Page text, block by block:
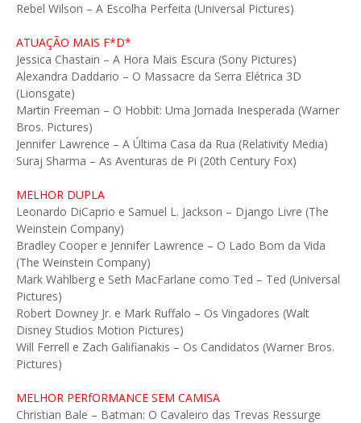
Rebel Wilson – A Escolha Perfeita (Universal Pictures)
ATUAÇÃO MAIS F*D*
Jessica Chastain – A Hora Mais Escura (Sony Pictures)
Alexandra Daddario – O Massacre da Serra Elétrica 3D
(Lionsgate)
Martin Freeman – O Hobbit: Uma Jornada Inesperada (Warner
Bros. Pictures)
Jennifer Lawrence – A Última Casa da Rua (Relativity Media)
Suraj Sharma – As Aventuras de Pi (20th Century Fox)
MELHOR DUPLA
Leonardo DiCaprio e Samuel L. Jackson – Django Livre (The
Weinstein Company)
Bradley Cooper e Jennifer Lawrence – O Lado Bom da Vida
(The Weinstein Company)
Mark Wahlberg e Seth MacFarlane como Ted – Ted (Universal
Pictures)
Robert Downey Jr. e Mark Ruffalo – Os Vingadores (Walt
Disney Studios Motion Pictures)
Will Ferrell e Zach Galifianakis – Os Candidatos (Warner Bros.
Pictures)
MELHOR PERfORMANCE SEM CAMISA
Christian Bale – Batman: O Cavaleiro das Trevas Ressurge